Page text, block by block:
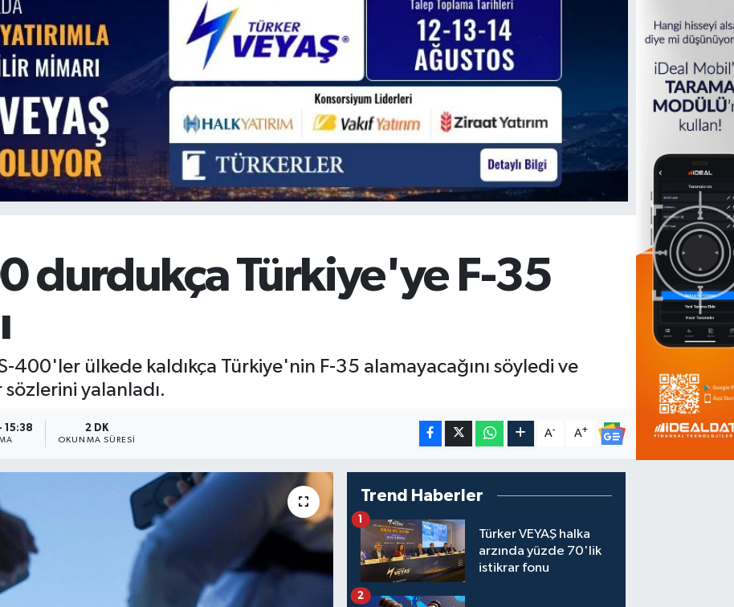
BİST100 13.779
BITCOIN 64.959,79 %1.11
durdukça Türkiye'ye F-35
400'ler ülkede kaldıkça Türkiye'nin F-35 alamayacağını söyledi ve
yalanladı.
15:38 2 DK
OKUNMA SÜRESI
A- A+
Trend Haberler
Türker VEYAŞ halka
arzında yüzde 70'lik
istikrar fonu
1
2